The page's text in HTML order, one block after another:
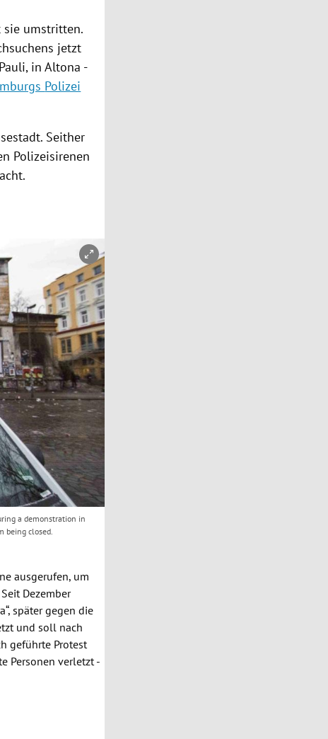
sie umstritten.
jetzt
, inAltona -
Polizei
Seither
Polizeisirenen
a demonstration in
being closed.
ausgerufen, um
Dezember
“, später gegen die
und soll nach
geführte Protest
Personen verletzt -